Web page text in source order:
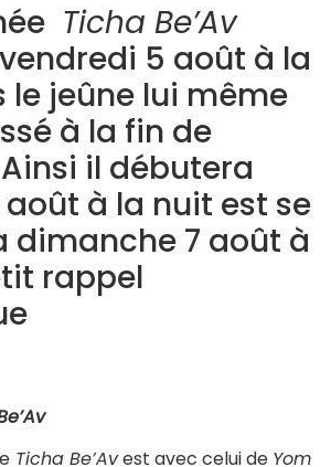
Ticha Be’Av
5 août à la
le jeûne lui même
à la fin de
il débutera
à la nuit est se
dimanche 7 août à
rappel
Ticha Be’Avest avec celui de Yom